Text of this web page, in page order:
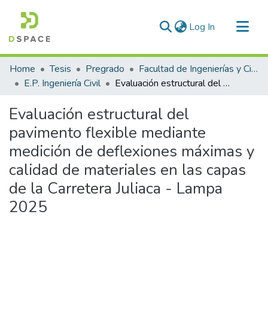
Log In (current)
Communities & Collections
All of DSpace
Home Tesis Pregrado
Facultad de Ingenierías y Ciencias Puras
E.P. Ingeniería Civil
Evaluación estructural del pavimento flexible mediante medición de deflexiones máximas y calidad de materiales en las capas de la Carretera Juliaca - Lampa 2025
Evaluación estructural del
pavimento flexible mediante
medición de deflexiones máximas y
calidad de materiales en las capas
de la Carretera Juliaca - Lampa
2025